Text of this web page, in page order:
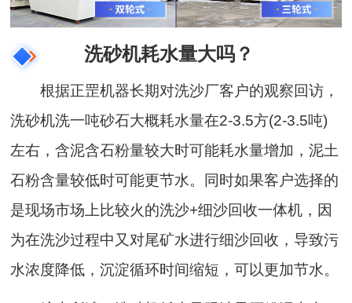
洗砂机耗水量大吗？
根据正罡机器长期对洗沙厂客户的观察回访，
洗砂机洗一吨砂石大概耗水量在2-3.5方(2-3.5吨)
左右，含泥含石粉量较大时可能耗水量增加，泥土
石粉含量较低时可能更节水。同时如果客户选择的
是现场市场上比较火的洗沙+细沙回收一体机，因
为在洗沙过程中又对尾矿水进行细沙回收，导致污
水浓度降低，沉淀循环时间缩短，可以更加节水。